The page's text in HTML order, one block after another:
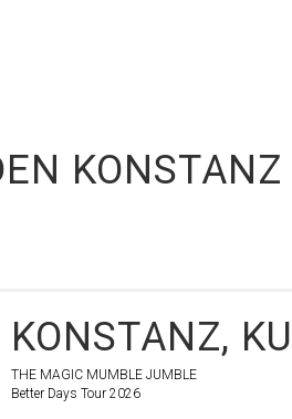
KONSTANZ
KONSTANZ,
THE MAGIC MUMBLE JUMBLE
Better Days Tour 2026